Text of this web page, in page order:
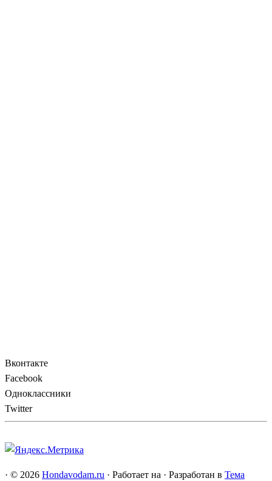
Вконтакте
Facebook
Одноклассники
Twitter
· © 2026 Hondavodam.ru · Работает на · Разработан в Тема